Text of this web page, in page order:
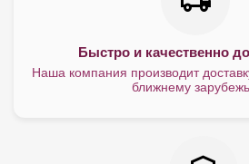
Быстро и качественно
Наша компания производит
ближнему